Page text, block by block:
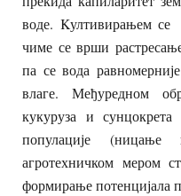
воде. Kултивирањем
чиме се врши
па се вода
влаге. Међуредном
кукуруза и
популације
агротехничком мером
формирање потенцијала